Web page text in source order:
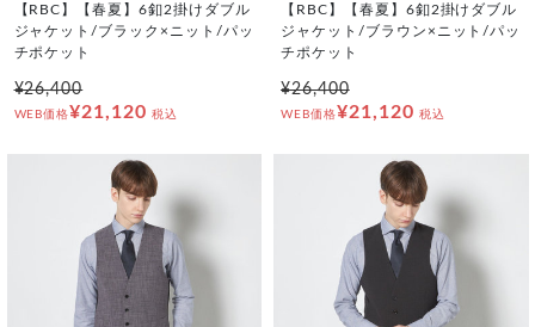
【RBC】【春夏】6釦2掛けダブル
ジャケット/ブラック×ニット/パッ
チポケット
¥26,400
WEB価格¥21,120 税込
【RBC】【春夏】6釦2掛けダブル
ジャケット/ブラウン×ニット/パッ
チポケット
¥26,400
WEB価格¥21,120 税込